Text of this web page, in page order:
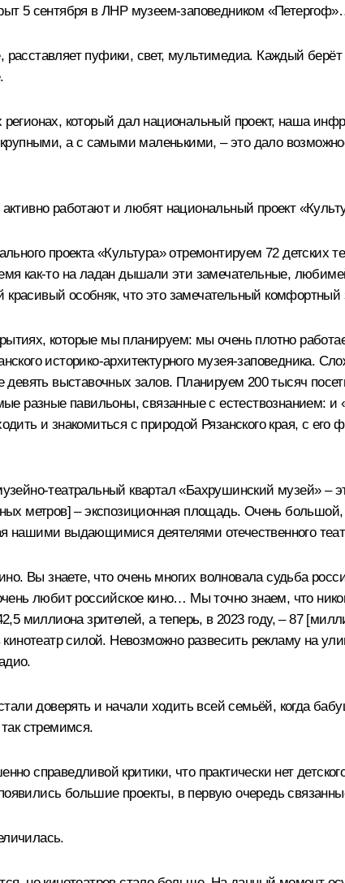
5 сентября в ЛНР музеем-заповедником
пуфики, свет, мультимедиа. Каждый
который дал национальный проект, наша
а с самыми маленькими, – это дало
работают и любят национальный проект
проекта «Культура» отремонтируем 72 детских
как-то на ладан дышали эти замечательные,
красивый особняк, что это замечательный
которые мы планируем: мы очень плотно
историко-архитектурного музея-заповедника.
выставочных залов. Планируем 200 тысяч
разные павильоны, связанные с естествознанием:
и знакомиться с природой Рязанского края, с его
театральный квартал «Бахрушинский музей»
метров] – экспозиционная площадь. Очень
нашими выдающимися деятелями отечественного
Вы знаете, что очень многих волновала судьба
любит российское кино… Мы точно знаем, что
миллиона зрителей, а теперь, в 2023 году, – 87
силой. Невозможно развесить рекламу на
доверять и начали ходить всей семьёй, когда
стремимся.
справедливой критики, что практически нет
большие проекты, в первую очередь